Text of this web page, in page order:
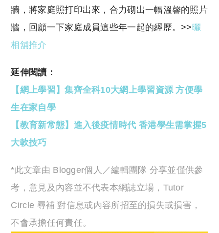
牆，將家庭照打印出來，合力砌出一幅溫韾的照片
牆，回顧一下家庭成員這些年一起的經歷。>>曬
相舖推介
延伸閱讀：
【網上學習】集齊全科10大網上學習資源 方便學
生在家自學
【教育新常態】進入後疫情時代 香港學生需掌握5
大軟技巧
*此文章由 Blogger個人／編輯團隊 分享並僅供參
考，意見及內容並不代表本網誌立場，Tutor
Circle 尋補 對信息或內容所招至的損失或損害，
不會承擔任何責任。